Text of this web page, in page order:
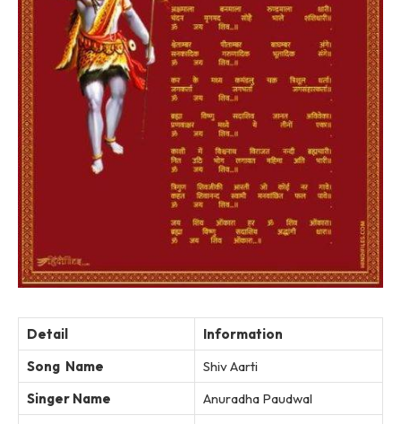
Detail
Information
Song Name
Shiv Aarti
Singer Name
Anuradha Paudwal